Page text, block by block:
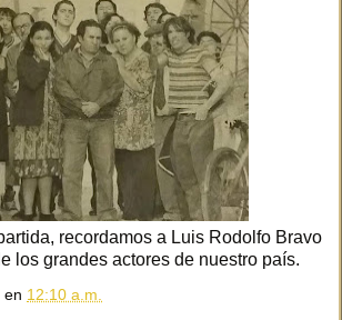
recordamos a Luis Rodolfo Bravo
los grandes actores de nuestro país.
en 12:10 a.m.